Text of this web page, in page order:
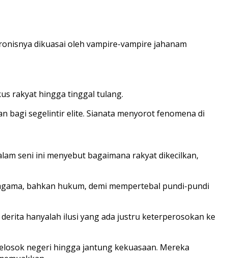
dikuasai oleh vampire-vampire jahanam
rakyat hingga tinggal tulang.
bagi segelintir elite. Sianata menyorot fenomena di
seni ini menyebut bagaimana rakyat dikecilkan,
bahkan hukum, demi mempertebal pundi-pundi
hanyalah ilusi yang ada justru keterperosokan ke
negeri hingga jantung kekuasaan. Mereka